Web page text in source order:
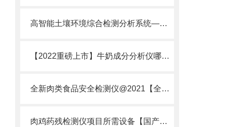
高智能土壤环境综合检测分析系统——YunTang推荐、可量身定制
【2022重磅上市】牛奶成分分析仪哪个牌子好用@牛奶成分分析仪哪个牌子
全新肉类食品安全检测仪@2021【全新研制】新肉类食品安全检测仪器设备
肉鸡药残检测仪项目所需设备【国产精选】云唐牌肉鸡药残检测仪项目所需设备